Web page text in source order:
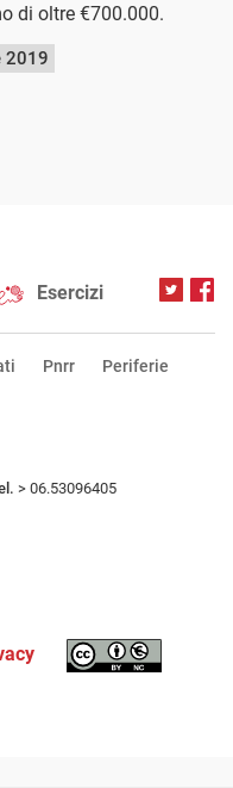
di oltre €700.000.
2019
Esercizi
Pnrr Periferie
> 06.53096405